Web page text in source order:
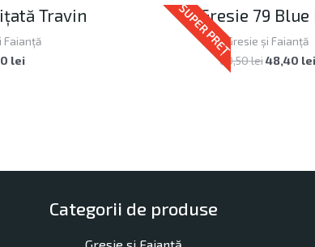
Travin
Faianță
lei
SUPER PREȚ
Gresie 79 Blue
Gresie și Faianță
60,50lei 48,40 lei
Categorii de produse